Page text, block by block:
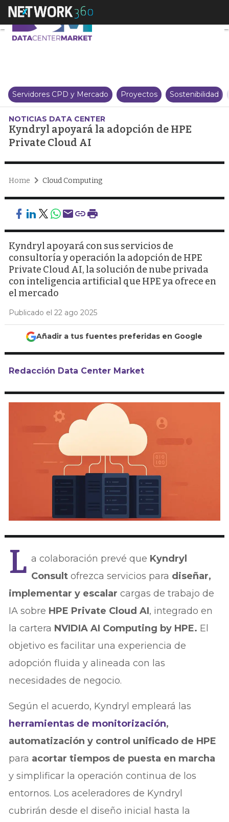
Kyndryl apoyará la adopción
Servidores CPD y Mercado Proyectos Sostenibilidad
NOTICIAS DATA CENTER
Kyndryl apoyará la adopción de HPE
Private Cloud AI
Home Cloud Computing
Kyndryl apoyará con sus servicios de
consultoría y operación la adopción de HPE
Private Cloud AI, la solución de nube privada
con inteligencia artificial que HPE ya ofrece en
el mercado
Publicado el 22 ago 2025
Añadir a tus fuentes preferidas en Google
Redacción Data Center Market
L a colaboración prevé que Kyndryl
Consult ofrezca servicios para diseñar,
implementar y escalar cargas de trabajo de
IA sobre HPE Private Cloud AI, integrado en
la cartera NVIDIA AI Computing by HPE. El
objetivo es facilitar una experiencia de
adopción fluida y alineada con las
necesidades de negocio.
Según el acuerdo, Kyndryl empleará las
herramientas de monitorización,
automatización y control unificado de HPE
para acortar tiempos de puesta en marcha
y simplificar la operación continua de los
entornos. Los aceleradores de Kyndryl
cubrirán desde el diseño inicial hasta la